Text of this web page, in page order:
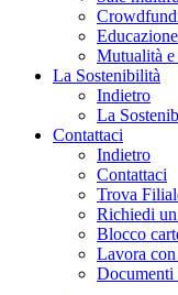
Mutualità e
La Sostenibilità
Indietro
La
Contattaci
Indietro
Contattaci
Trova
Richiedi
Blocco
Lavora
Documenti